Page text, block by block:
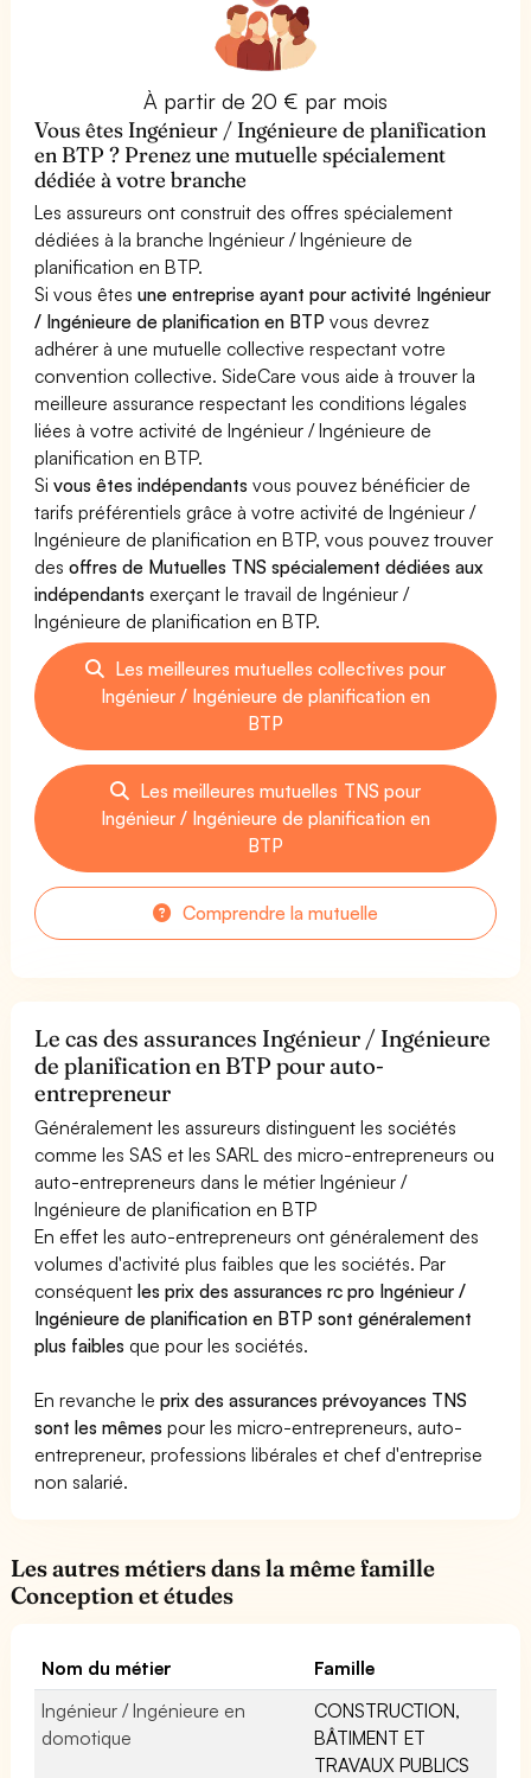
À partir de 20 € par mois
Vous êtes Ingénieur / Ingénieure de planification
en BTP ? Prenez une mutuelle spécialement
dédiée à votre branche
Les assureurs ont construit des offres spécialement
dédiées à la branche Ingénieur / Ingénieure de
planification en BTP.
Si vous êtesune entreprise ayant pour activité Ingénieur
/ Ingénieure de planification en BTP vous devrez
adhérer à une mutuelle collective respectant votre
convention collective. SideCare vous aide à trouver la
meilleure assurance respectant les conditions légales
liées à votre activité de Ingénieur / Ingénieure de
planification en BTP.
Sivous êtes indépendants vous pouvez bénéficier de
tarifs préférentiels grâce à votre activité de Ingénieur /
Ingénieure de planification en BTP, vous pouvez trouver
desoffres de Mutuelles TNS spécialement dédiées aux
indépendants exerçant le travail de Ingénieur /
Ingénieure de planification en BTP.
Les meilleures mutuelles collectives pour
Ingénieur / Ingénieure de planification en
BTP
Les meilleures mutuelles TNS pour
Ingénieur / Ingénieure de planification en
BTP
Comprendre la mutuelle
Le cas des assurances Ingénieur / Ingénieure
de planification en BTP pour auto-
entrepreneur
Généralement les assureurs distinguent les sociétés
comme les SAS et les SARL des micro-entrepreneurs ou
auto-entrepreneurs dans le métier Ingénieur /
Ingénieure de planification en BTP
En effet les auto-entrepreneurs ont généralement des
volumes d'activité plus faibles que les sociétés. Par
conséquentles prix des assurances rc pro Ingénieur /
Ingénieure de planification en BTP sont généralement
plus faibles que pour les sociétés.
En revanche leprix des assurances prévoyances TNS
sont les mêmes pour les micro-entrepreneurs, auto-
entrepreneur, professions libérales et chef d'entreprise
non salarié.
Les autres métiers dans la même famille
Conception et études
Nom du métier
Famille
Ingénieur / Ingénieure en
domotique
CONSTRUCTION,
BÂTIMENT ET
TRAVAUX PUBLICS